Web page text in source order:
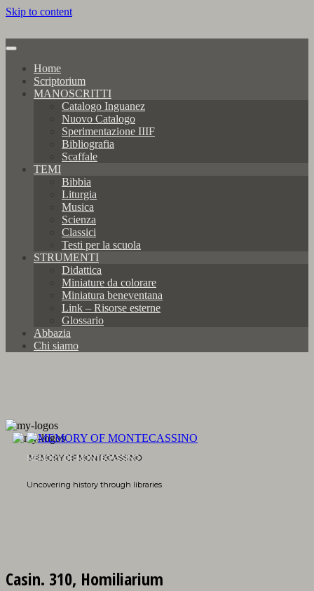
Skip to content
Home
Scriptorium
MANOSCRITTI
Catalogo Inguanez
Nuovo Catalogo
Sperimentazione IIIF
Bibliografia
Scaffale
TEMI
Bibbia
Liturgia
Musica
Scienza
Classici
Testi per la scuola
STRUMENTI
Didattica
Miniature da colorare
Miniatura beneventana
Link – Risorse esterne
Glossario
Abbazia
Chi siamo
MEMORY OF MONTECASSINO
Uncovering history through libraries
Casin. 310, Homiliarium